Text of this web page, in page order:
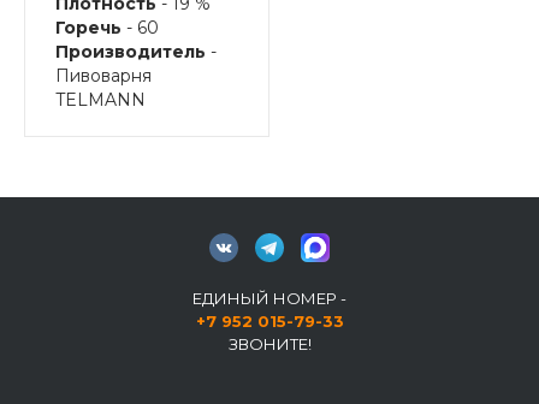
Горечь - 60
Производитель -
Пивоварня
TELMANN
ЕДИНЫЙ НОМЕР -
+7 952 015-79-33
ЗВОНИТЕ!